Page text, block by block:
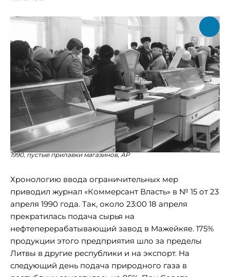
1990, пустые прилавки магазинов, АР
Хронологию ввода ограничительных мер
приводил журнал «Коммерсант Власть» в № 15 от 23
апреля 1990 года. Так, около 23:00 18 апреля
прекратилась подача сырья на
нефтеперерабатывающий завод в Мажейкяе. 175%
продукции этого предприятия шло за пределы
Литвы в другие республики и на экспорт. На
следующий день подача природного газа в